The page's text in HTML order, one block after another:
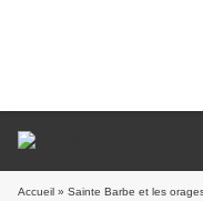
Accueil » Sainte Barbe et les